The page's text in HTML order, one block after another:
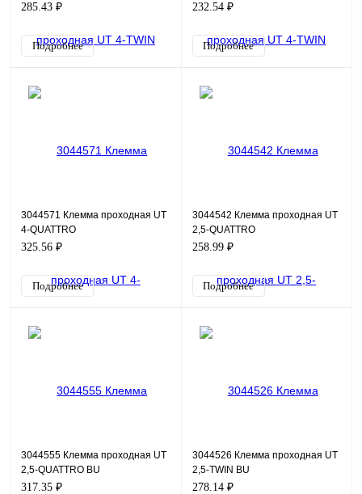
285.43 ₽
Подробнее
232.54 ₽
Подробнее
3044571 Клемма проходная UT
4-QUATTRO
325.56 ₽
Подробнее
3044542 Клемма проходная UT
2,5-QUATTRO
258.99 ₽
Подробнее
3044555 Клемма проходная UT
2,5-QUATTRO BU
317.35 ₽
3044526 Клемма проходная UT
2,5-TWIN BU
278.14 ₽